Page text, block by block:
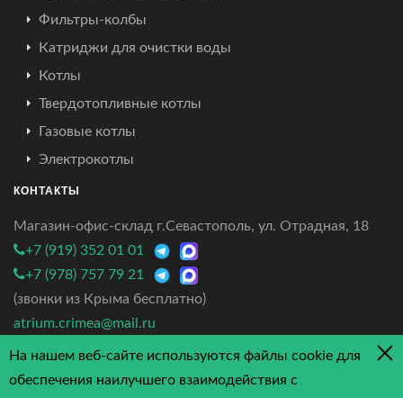
Фильтры-колбы
Катриджи для очистки воды
Котлы
Твердотопливные котлы
Газовые котлы
Электрокотлы
КОНТАКТЫ
Магазин-офис-склад г.Севастополь, ул. Отрадная, 18
+7 (919) 352 01 01
+7 (978) 757 79 21
(звонки из Крыма бесплатно)
atrium.crimea@mail.ru
4.7/5 - 3 отзыва
На нашем веб-сайте используются файлы cookie для
обеспечения наилучшего взаимодействия с